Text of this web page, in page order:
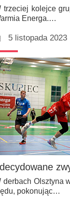
trzeciej kolejce
Energa.…
5 listopada 2023
derbach Olsztyna
pokonując…